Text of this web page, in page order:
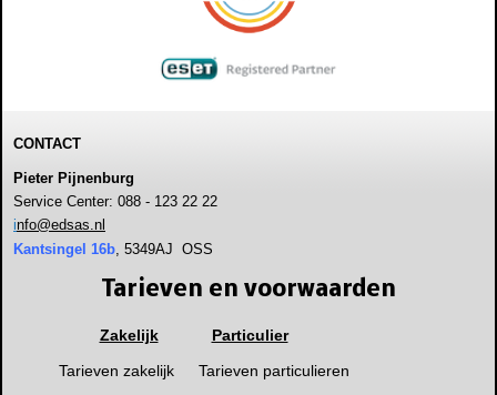
CONTACT
Pieter Pijnenburg
Service Center: 088 - 123 22 22
info@edsas.nl
Kantsingel 16b, 5349AJ OSS
Tarieven en voorwaarden
Zakelijk
Particulier
Tarieven zakelijk
Tarieven particulieren